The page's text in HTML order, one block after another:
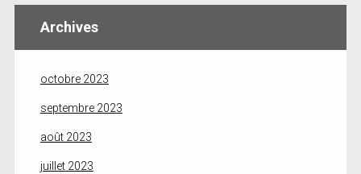
Archives
octobre 2023
septembre 2023
août 2023
juillet 2023